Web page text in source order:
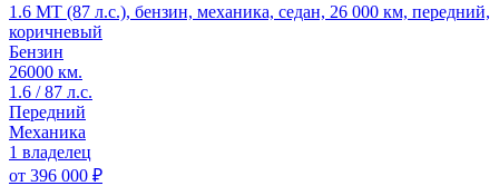
1.6 MT (87 л.с.), бензин, механика, седан, 26 000 км, передний,
коричневый
Бензин
26000 км.
1.6 / 87 л.с.
Передний
Механика
1 владелец
от 396 000 ₽